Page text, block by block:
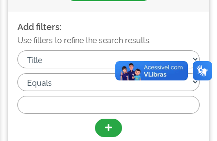
Add filters:
Use filters to refine the search results.